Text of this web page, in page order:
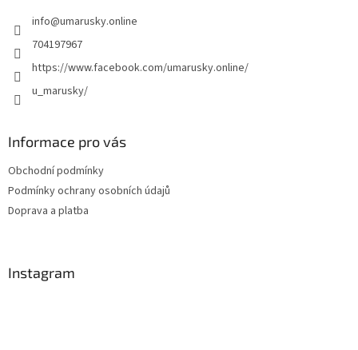
info@umarusky.online
704197967
https://www.facebook.com/umarusky.online/
u_marusky/
Informace pro vás
Obchodní podmínky
Podmínky ochrany osobních údajů
Doprava a platba
Instagram